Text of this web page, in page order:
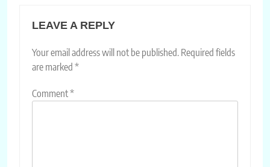
LEAVE A REPLY
Your email address will not be published. Required fields
are marked *
Comment*